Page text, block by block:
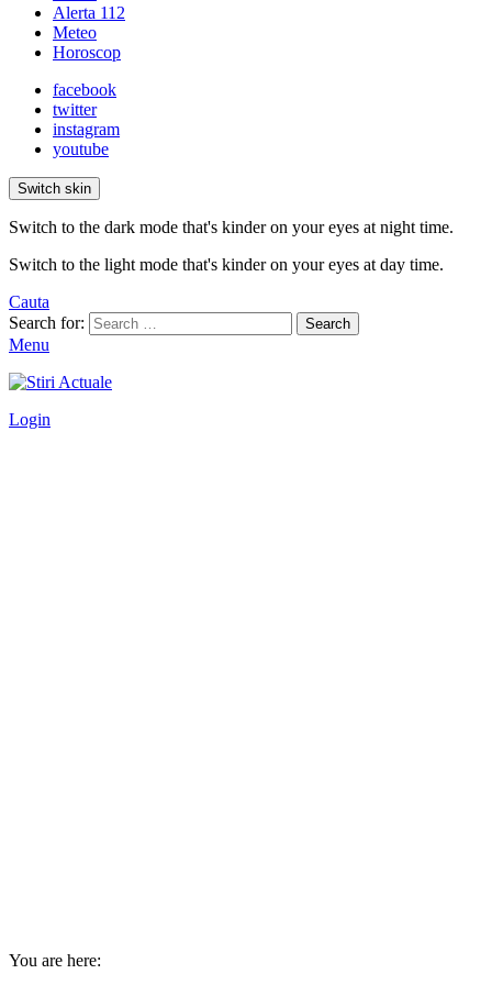
Alerta 112
Meteo
Horoscop
facebook
twitter
instagram
youtube
Switch skin
Switch to the dark mode that's kinder on your eyes at night time.
Switch to the light mode that's kinder on your eyes at day time.
Cauta
Search for:
Search
Menu
Login
You are here: